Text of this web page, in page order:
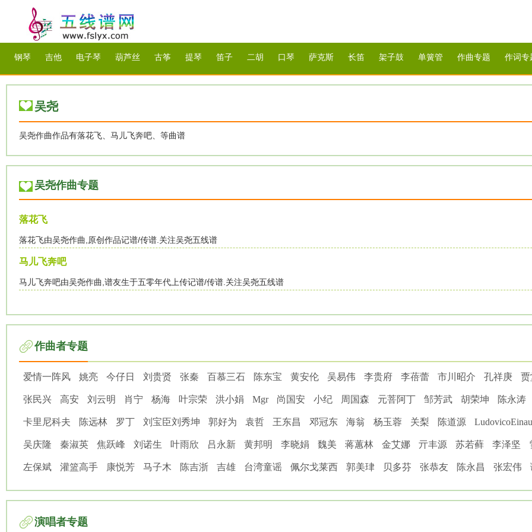
钢琴 吉他 电子琴 葫芦丝 古筝 提琴 笛子 二胡 口琴 萨克斯 长笛 架子鼓 单簧管 作曲专题 作词专
吴尧
吴尧作曲作品有落花飞、马儿飞奔吧、等曲谱
吴尧作曲专题
落花飞
落花飞由吴尧作曲,原创作品记谱/传谱.关注吴尧五线谱
马儿飞奔吧
马儿飞奔吧由吴尧作曲,谱友生于五零年代上传记谱/传谱.关注吴尧五线谱
作曲者专题
爱情一阵风 姚亮 今仔日 刘贵贤 张秦 百慕三石 陈东宝 黄安伦 吴易伟 李贵府 李蓓蕾 市川昭介 孔祥庚 贾
张民兴 高安 刘云明 肖宁 杨海 叶宗荣 洪小娟 Mgr 尚国安 小纪 周国森 元菩阿丁 邹芳武 胡荣坤 陈永涛
卡里尼科夫 陈远林 罗丁 刘宝臣刘秀坤 郭好为 袁哲 王东昌 邓冠东 海翁 杨玉蓉 关梨 陈道源
吴庆隆 秦淑英 焦跃峰 刘诺生 叶雨欣 吕永新 黄邦明 李晓娟 魏美 蒋蕙林 金艾娜 亓丰源 苏若藓 李泽坚
左保斌 灌篮高手 康悦芳 马子木 陈吉浙 吉雄 台湾童谣 佩尔戈莱西 郭美珒 贝多芬 张恭友 陈永昌 张宏伟
演唱者专题